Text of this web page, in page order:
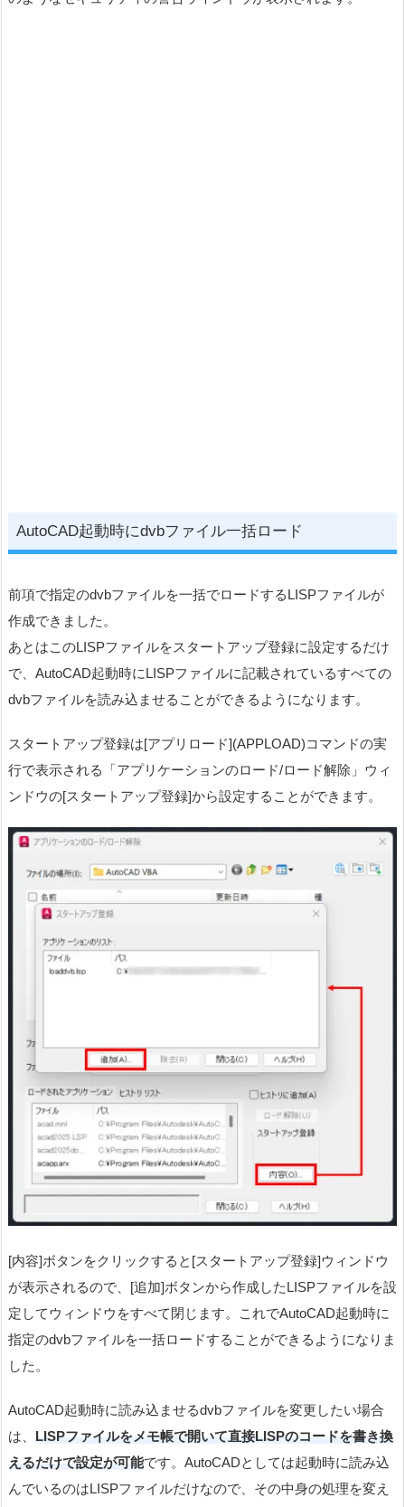
AutoCAD起動時にdvbファイル一括ロード
前項で指定のdvbファイルを一括でロードするLISPファイルが
作成できました。
あとはこのLISPファイルをスタートアップ登録に設定するだけ
で、AutoCAD起動時にLISPファイルに記載されているすべての
dvbファイルを読み込ませることができるようになります。
スタートアップ登録は[アプリロード](APPLOAD)コマンドの実
行で表示される「アプリケーションのロード/ロード解除」ウィ
ンドウの[スタートアップ登録]から設定することができます。
[内容]ボタンをクリックすると[スタートアップ登録]ウィンドウ
が表示されるので、[追加]ボタンから作成したLISPファイルを設
定してウィンドウをすべて閉じます。これでAutoCAD起動時に
指定のdvbファイルを一括ロードすることができるようになりま
した。
AutoCAD起動時に読み込ませるdvbファイルを変更したい場合
は、 LISPファイルをメモ帳で開いて直接LISPのコードを書き換
えるだけで設定が可能です。AutoCADとしては起動時に読み込
んでいるのはLISPファイルだけなので、その中身の処理を変え